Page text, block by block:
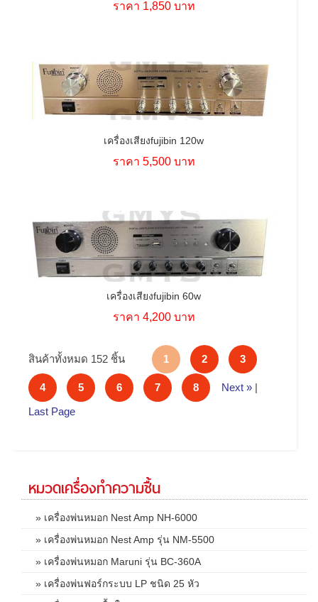
ราคา 1,850 บาท
เครื่องเสียงfujibin 120w
ราคา 5,500 บาท
เครื่องเสียงfujibin 60w
ราคา 4,200 บาท
สินค้าทั้งหมด 152 ชิ้น 1 2 3
4 5 6 7 8 Next » |
Last Page
หมวดเครื่องทำความชื้น
» เครื่องพ่นหมอก Nest Amp NH-6000
» เครื่องพ่นหมอก Nest Amp รุ่น NM-5500
» เครื่องพ่นหมอก Maruni รุ่น BC-360A
» เครื่องพ่นฟอร์กระบบ LP ชนิด 25 หัว